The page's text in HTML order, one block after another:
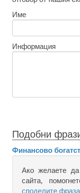
Име
Информация
Подобни
Финансово
Ако желаете
сайта,
споделите